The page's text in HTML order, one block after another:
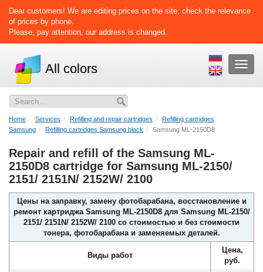
Dear customers! We are editing prices on the site, check the relevance
of prices by phone.
Please, pay attention, our address is changed.
меню
All colors
Home Services Refilling and repair cartridges
Refilling cartridges
Samsung
Refilling cartridges Samsung black Samsung ML-2150D8
Repair and refill of the Samsung ML-
2150D8 cartridge for Samsung ML-2150/
2151/ 2151N/ 2152W/ 2100
Цены на заправку, замену фотобарабана, восстановление и
ремонт картриджа Samsung ML-2150D8 для Samsung ML-2150/
2151/ 2151N/ 2152W/ 2100 со стоимостью и без стоимости
тонера, фотобарабана и заменяемых деталей.
Виды работ
Цена,
руб.